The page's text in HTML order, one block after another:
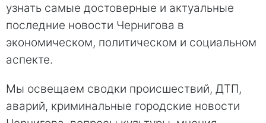
узнать самые достоверные и актуальные
последние новости Чернигова в
экономическом, политическом и социальном
аспекте.
Мы освещаем сводки происшествий, ДТП,
аварий, криминальные городские новости